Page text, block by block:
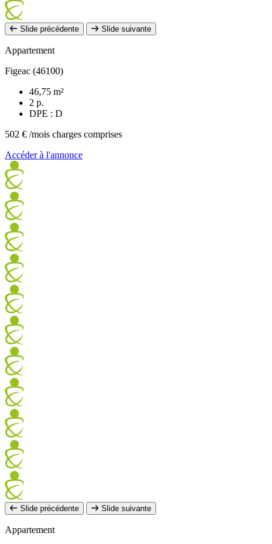
Slide précédente Slide suivante
Appartement
Figeac (46100)
46,75 m²
2 p.
DPE : D
502 € /mois charges comprises
Accéder à l'annonce
Slide précédente Slide suivante
Appartement